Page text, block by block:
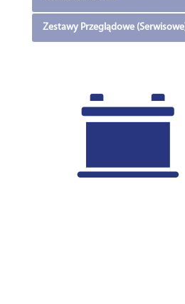
Zestawy Przeglądowe